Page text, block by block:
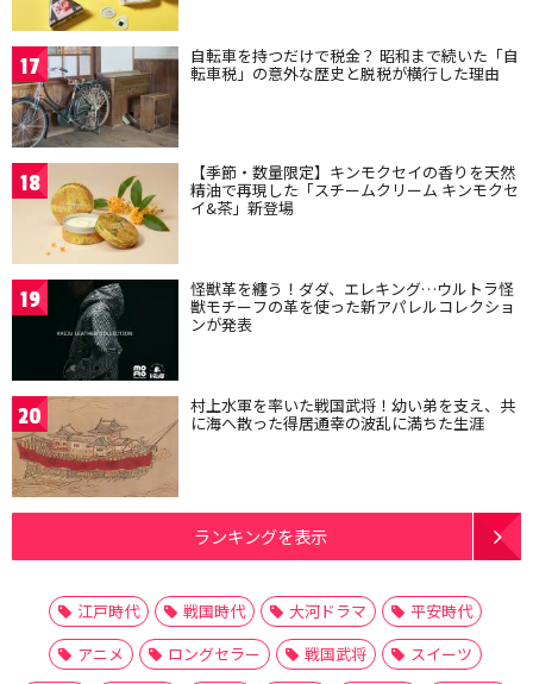
17 自転車を持つだけで税金？ 昭和まで続いた「自
転車税」の意外な歴史と脱税が横行した理由
18 【季節・数量限定】キンモクセイの香りを天然
精油で再現した「スチームクリーム キンモクセ
イ&茶」新登場
19 怪獣革を纏う！ダダ、エレキング…ウルトラ怪
獣モチーフの革を使った新アパレルコレクショ
ンが発表
20 村上水軍を率いた戦国武将！幼い弟を支え、共
に海へ散った得居通幸の波乱に満ちた生涯
ランキングを表示
江戸時代 戦国時代 大河ドラマ
平安時代
アニメ
ロングセラー 戦国武将
スイーツ